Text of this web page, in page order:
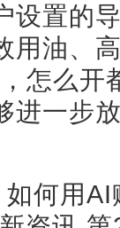
设置的
用油、
怎么开
进一步